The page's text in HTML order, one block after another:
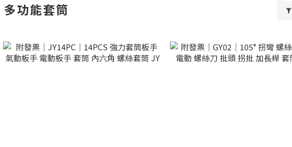
多功能套筒